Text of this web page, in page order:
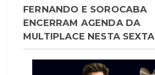
FERNANDO E SOROCABA
ENCERRAM AGENDA DA
MULTIPLACE NESTA SEXTA